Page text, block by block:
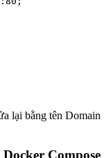
lại bằng tên Domain
Compose